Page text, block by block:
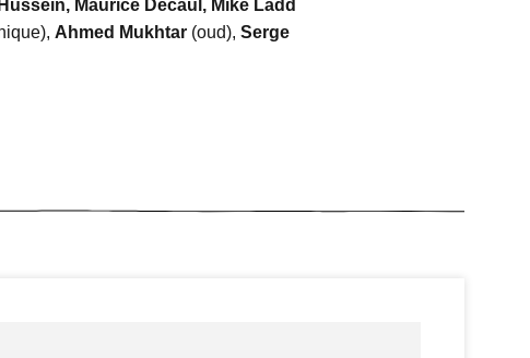
Maurice Decaul, Mike Ladd
Ahmed Mukhtar(oud), Serge